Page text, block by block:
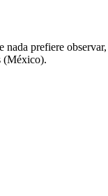
prefiere
(México).